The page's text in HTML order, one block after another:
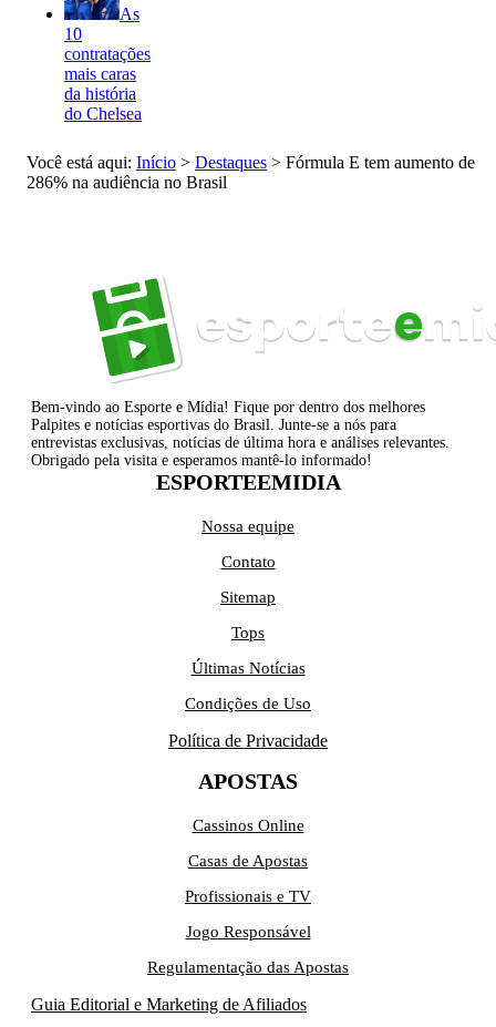
As
10
contratações
mais caras
da história
do Chelsea
Você está aqui: Início > Destaques > Fórmula E tem aumento de
286% na audiência no Brasil
Bem-vindo ao Esporte e Mídia! Fique por dentro dos melhores
Palpites e notícias esportivas do Brasil. Junte-se a nós para
entrevistas exclusivas, notícias de última hora e análises relevantes.
Obrigado pela visita e esperamos mantê-lo informado!
ESPORTEEMIDIA
Nossa equipe
Contato
Sitemap
Tops
Últimas Notícias
Condições de Uso
Política de Privacidade
APOSTAS
Cassinos Online
Casas de Apostas
Profissionais e TV
Jogo Responsável
Regulamentação das Apostas
Guia Editorial e Marketing de Afiliados